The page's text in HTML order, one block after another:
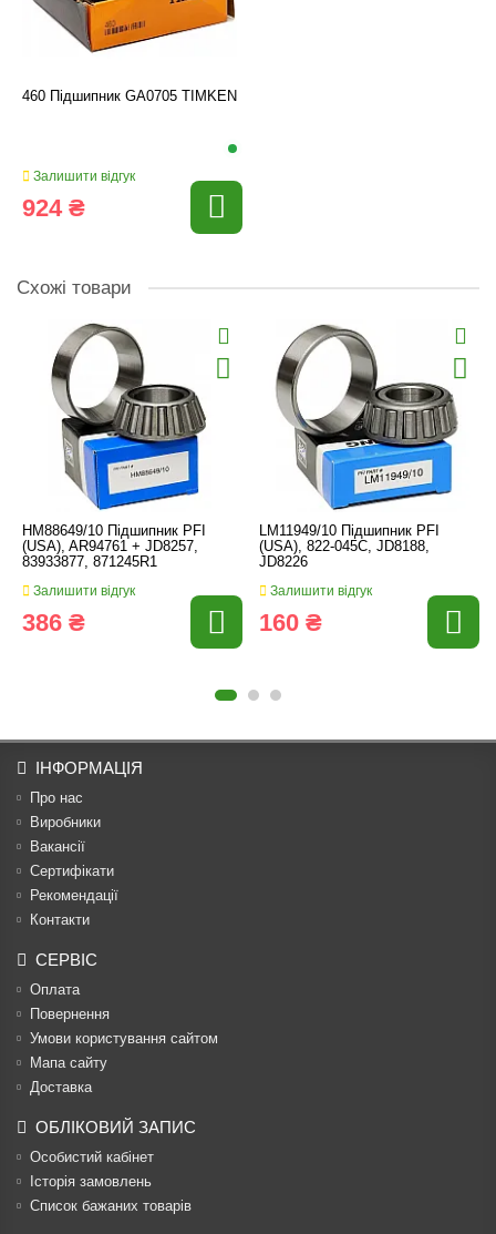
460 Підшипник GA0705 TIMKEN
Залишити відгук
924 ₴
Схожі товари
HM88649/10 Підшипник PFI
(USA), AR94761 + JD8257,
83933877, 871245R1
Залишити відгук
386 ₴
LM11949/10 Підшипник PFI
(USA), 822-045C, JD8188,
JD8226
Залишити відгук
160 ₴
ІНФОРМАЦІЯ
Про нас
Виробники
Вакансії
Сертифікати
Рекомендації
Контакти
СЕРВІС
Оплата
Повернення
Умови користування сайтом
Мапа сайту
Доставка
ОБЛІКОВИЙ ЗАПИС
Особистий кабінет
Історія замовлень
Список бажаних товарів